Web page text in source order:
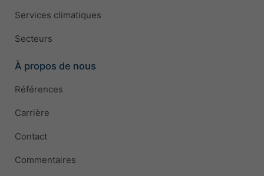
Services climatiques
Secteurs
À propos de nous
Références
Carrière
Contact
Commentaires